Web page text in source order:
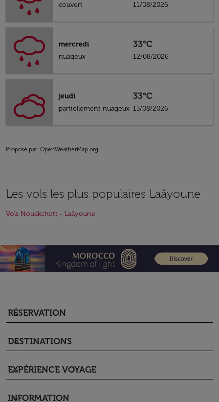
couvert
11/08/2026
mercredi
nuageux
33°C
12/08/2026
jeudi
partiellement nuageux
33°C
13/08/2026
Proposé par: OpenWeatherMap.org
Les vols les plus populaires Laâyoune
Vols Nouakchott - Laâyoune
RÉSERVATION
keyboard_arrow_down
DESTINATIONS
keyboard_arrow_down
EXPÉRIENCE VOYAGE
keyboard_arrow_down
INFORMATION
keyboard_arrow_down